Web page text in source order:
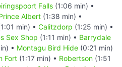
Falls (1:06 min) •
Albert (1:38 min) •
min) • Calitzdorp (1:25 min) •
Sex Shop (1:11 min) • Barrydale
• Montagu Bird Hide (0:21 min)
Fort (1:17 min) • Robertson (1:51